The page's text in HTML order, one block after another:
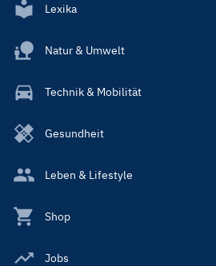
Lexika
Natur & Umwelt
Technik & Mobilität
Gesundheit
Leben & Lifestyle
Shop
Jobs